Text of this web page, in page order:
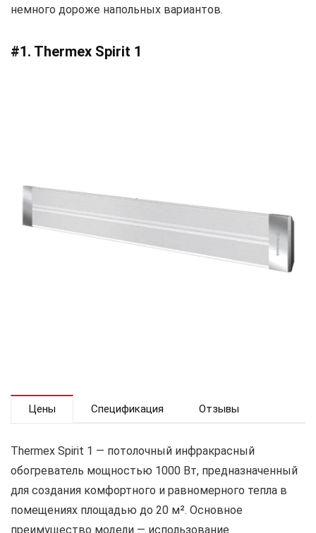
немного дороже напольных вариантов.
#1. Thermex Spirit 1
Цены Спецификация Отзывы
Thermex Spirit 1 — потолочный инфракрасный
обогреватель мощностью 1000 Вт, предназначенный
для создания комфортного и равномерного тепла в
помещениях площадью до 20 м². Основное
преимущество модели — использование